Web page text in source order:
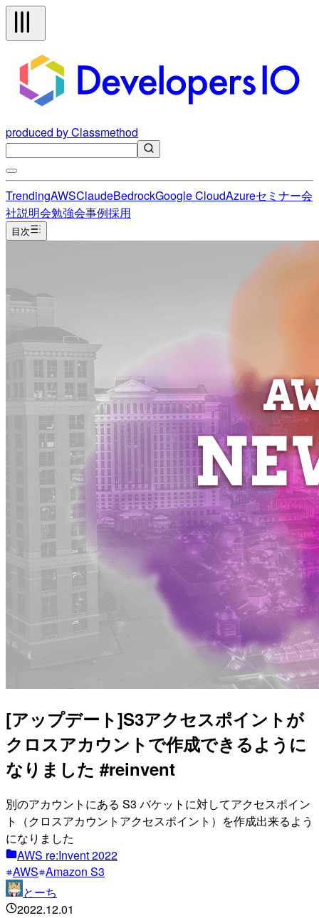
produced by Classmethod
TrendingAWSClaudeBedrockGoogle CloudAzureセミナー会
社説明会勉強会事例採用
目次
[アップデート]S3アクセスポイントが
クロスアカウントで作成できるように
なりました #reinvent
別のアカウントにある S3 バケットに対してアクセスポイン
ト（クロスアカウントアクセスポイント）を作成出来るよう
になりました
AWS re:Invent 2022
AWS Amazon S3
とーち
2022.12.01